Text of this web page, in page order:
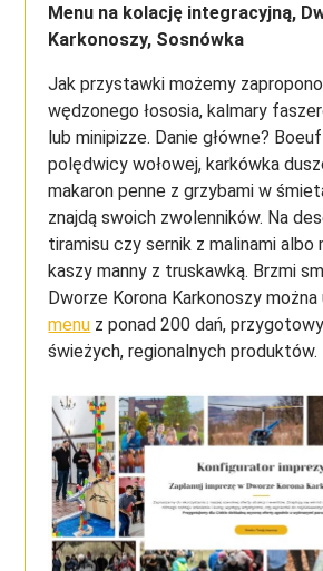
Menu na kolację integracyjną,
Karkonoszy, Sosnówka
Jak przystawki możemy
wędzonego łososia, kalmary
lub minipizze. Danie główne?
polędwicy wołowej, karkówka
makaron penne z grzybami w
znajdą swoich zwolenników. Na
tiramisu czy sernik z malinami
kaszy manny z truskawką. Brzmi
Dworze Korona Karkonoszy można
menu z ponad 200 dań,
świeżych, regionalnych produktów.